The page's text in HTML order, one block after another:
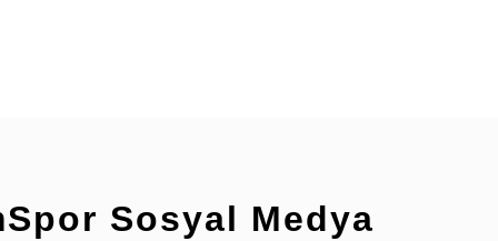
Sosyal Medya